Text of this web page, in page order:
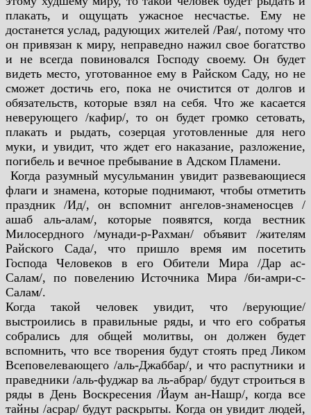
плакать, и ощущать ужасное несчастье. Ему не
достанется услад, радующих жителей /Рая/, потому что
он привязан к миру, неправедно нажил свое богатство
и не всегда повиновался Господу своему. Он будет
видеть место, уготованное ему в Райском Саду, но не
сможет достичь его, пока не очистится от долгов и
обязательств, которые взял на себя. Что же касается
неверующего /кафир/, то он будет громко сетовать,
плакать и рыдать, созерцая уготовленные для него
муки, и увидит, что ждет его наказание, разложение,
погибель и вечное пребывание в Адском Пламени.
Когда разумный мусульманин увидит развевающиеся
флаги и знамена, которые поднимают, чтобы отметить
праздник /Ид/, он вспомнит ангелов-знаменосцев /
ашаб аль-алам/, которые появятся, когда вестник
Милосердного /мунади-р-Рахман/ объявит /жителям
Райского Сада/, что пришло время им посетить
Господа Человеков в его Обители Мира /Дар ас-
Салам/, по повелению Источника Мира /би-амри-с-
Салам/.
Когда такой человек увидит, что /верующие/
выстроились в правильные ряды, и что его собратья
собрались для общей молитвы, он должен будет
вспомнить, что все творения будут стоять пред Ликом
Всеповелевающего /аль-Джаббар/, и что распутники и
праведники /аль-фуджар ва ль-абрар/ будут строиться в
ряды в День Воскресения /Йаум ан-Нашр/, когда все
тайны /асрар/ будут раскрыты. Когда он увидит людей,